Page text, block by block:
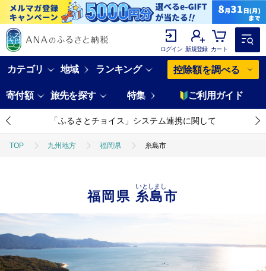
ログイン 新規登録 カート
カテゴリ 地域 ランキング 控除額を調べる
寄付額 旅先を探す 特集 ご利用ガイド
「ふるさとチョイス」システム連携に関して
TOP 九州地方 福岡県 糸島市
福岡県糸島市
いとしまし